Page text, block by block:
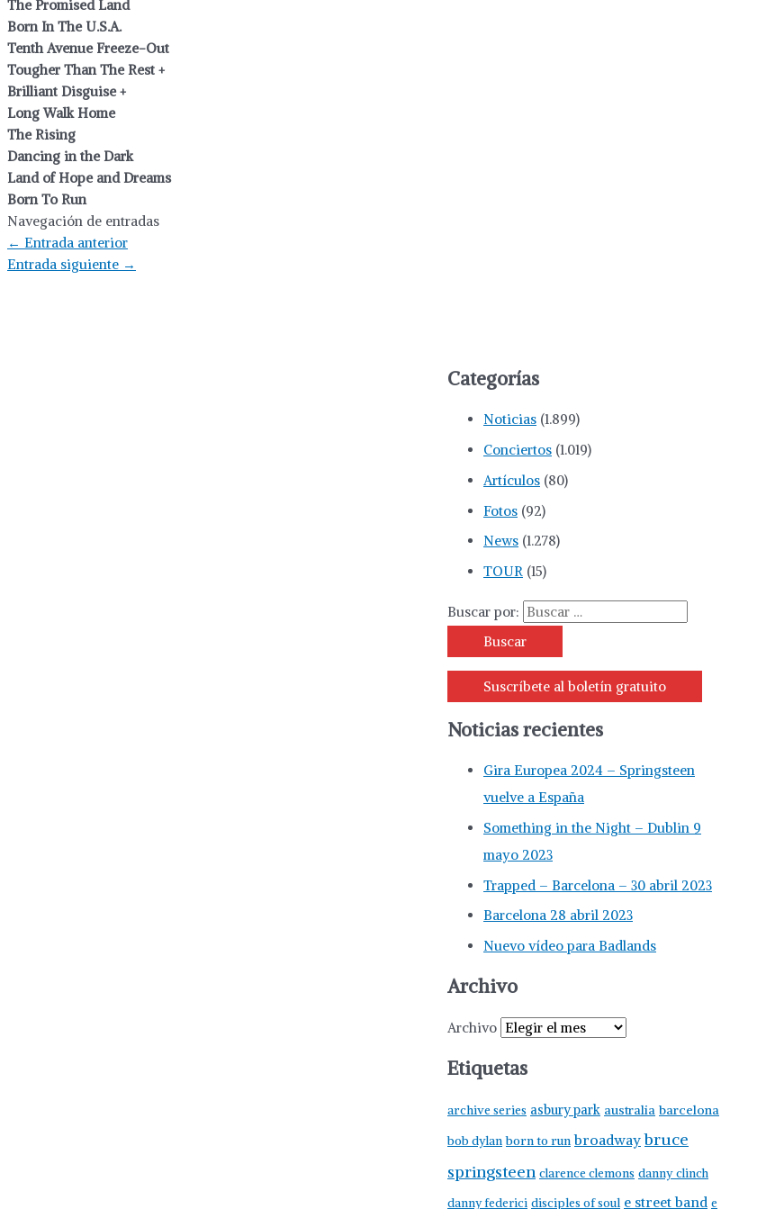
The Promised Land
Born In The U.S.A.
Tenth Avenue Freeze-Out
Tougher Than The Rest +
Brilliant Disguise +
Long Walk Home
The Rising
Dancing in the Dark
Land of Hope and Dreams
Born To Run
Navegación de entradas
← Entrada anterior
Entrada siguiente →
Categorías
Noticias (1.899)
Conciertos (1.019)
Artículos (80)
Fotos (92)
News (1.278)
TOUR (15)
Buscar por:
Suscríbete al boletín gratuito
Noticias recientes
Gira Europea 2024 – Springsteen
vuelve a España
Something in the Night – Dublin 9
mayo 2023
Trapped – Barcelona – 30 abril 2023
Barcelona 28 abril 2023
Nuevo vídeo para Badlands
Archivo
Archivo
Etiquetas
archive series asbury park australia barcelona
bob dylan born to run broadway bruce
springsteen clarence clemons danny clinch
danny federici disciples of soul e street band e